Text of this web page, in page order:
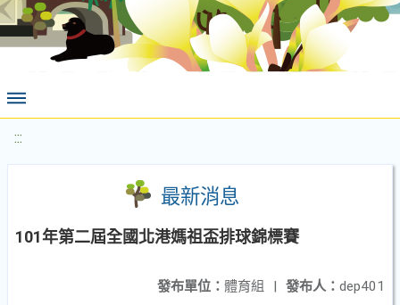
:::
最新消息
101年第二屆全國北港媽祖盃排球錦標賽
發布人： dep401
發布單位： 體育組 |